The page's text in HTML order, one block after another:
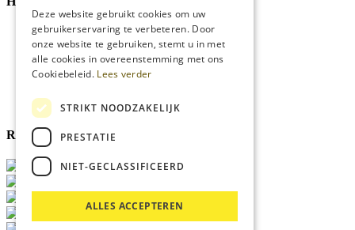
Home
Klantenservice
Over ons
Blog
Cookies
Reviewmerk
Deze website gebruikt cookies om uw
gebruikerservaring te verbeteren. Door
onze website te gebruiken, stemt u in met
alle cookies in overeenstemming met ons
Cookiebeleid. Lees verder
STRIKT NOODZAKELIJK
PRESTATIE
NIET-GECLASSIFICEERD
ALLES ACCEPTEREN